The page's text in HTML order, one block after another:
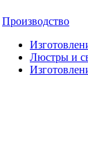
Производство
Люстры и